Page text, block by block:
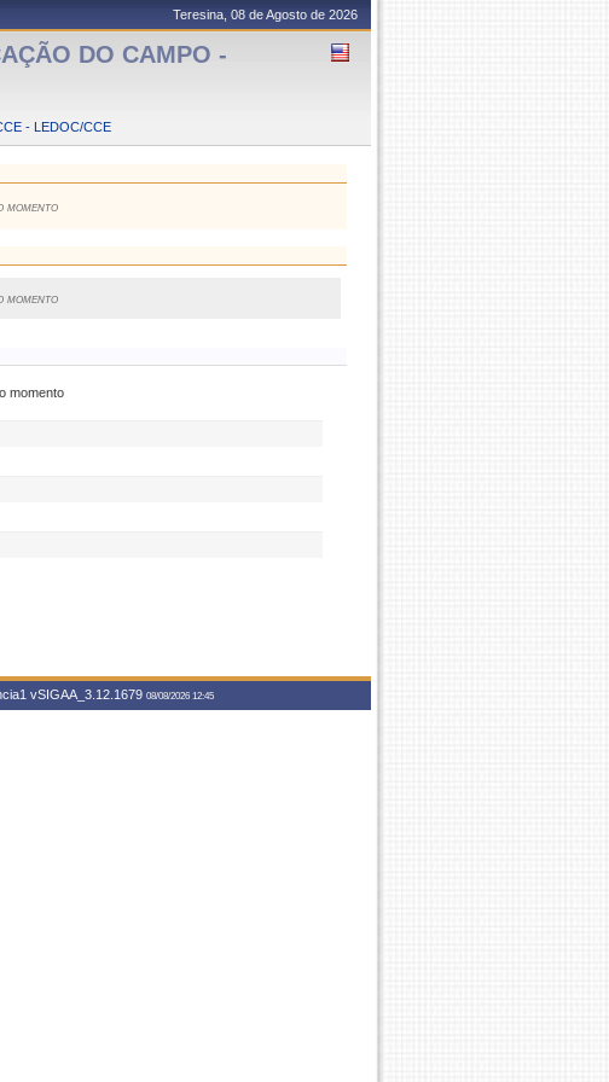
Teresina, 08 de Agosto de 2026
DO CAMPO -
- LEDOC/CCE
momento
momento
momento
vSIGAA_3.12.1679 08/08/2026 12:45